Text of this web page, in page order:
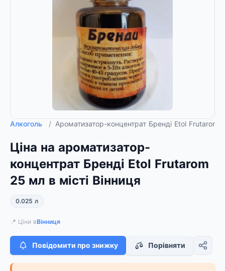
Алкоголь / Ароматизатор-концентрат Бренді Etol Frutarom
Ціна на ароматизатор-
концентрат Бренді Etol Frutarom
25 мл в місті Вінниця
0.025 л
📍 Ціни вВінниця
Повідомити про знижку Порівняти